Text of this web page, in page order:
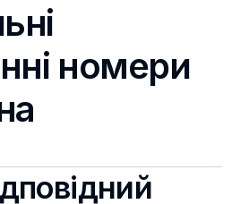
номери